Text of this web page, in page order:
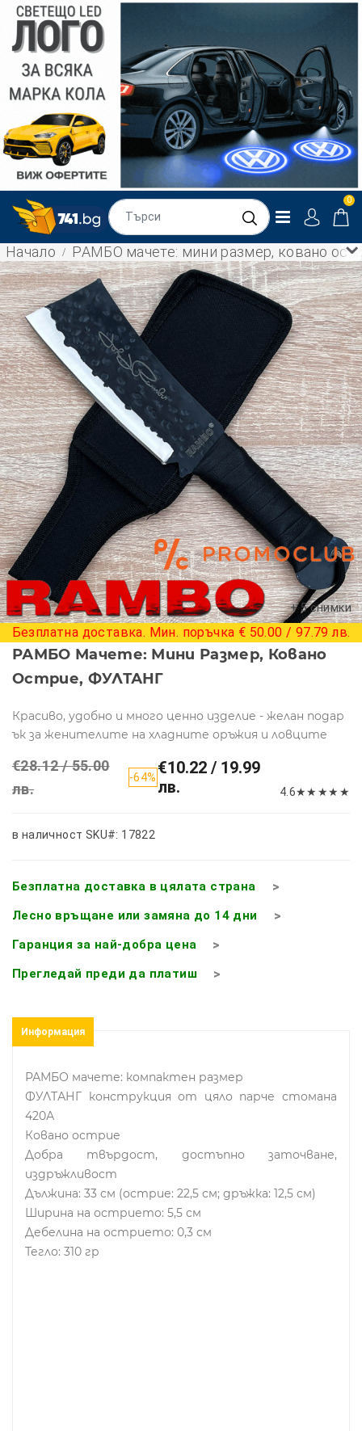
0
Начало РАМБО мачете: мини размер, ковано
+ 5 снимки
Безплатна доставка. Мин. поръчка € 50.00 / 97.79 лв.
РАМБО Мачете: Мини Размер, Ковано
Острие, ФУЛТАНГ
Красиво, удобно и много ценно изделие - желан подар
ък за женителите на хладните оръжия и ловците
€28.12 / 55.00
лв.
-64%€10.22 / 19.99
лв.
4.6★★ ★★ ★
в наличност SKU#: 17822
Безплатна доставка в цялата страна
Лесно връщане или замяна до 14 дни
Гаранция за най-добра цена
Прегледай преди да платиш
Информация
РАМБО мачете: компактен размер
ФУЛТАНГ конструкция от цяло парче стомана
420А
Ковано острие
Добра твърдост, достъпно заточване,
издръжливост
Дължина: 33 см (острие: 22,5 см; дръжка: 12,5 см)
Ширина на острието: 5,5 см
Дебелина на острието: 0,3 см
Тегло: 310 гр